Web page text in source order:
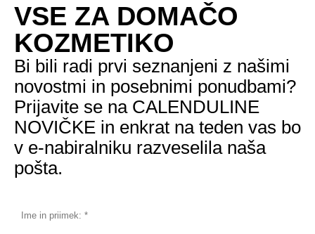
VSE ZA DOMAČO
KOZMETIKO
Bi bili radi prvi seznanjeni z našimi
novostmi in posebnimi ponudbami?
Prijavite se na CALENDULINE
NOVIČKE in enkrat na teden vas bo
v e-nabiralniku razveselila naša
pošta.